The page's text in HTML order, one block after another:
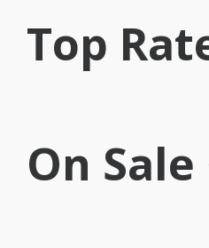
Top
On Sale